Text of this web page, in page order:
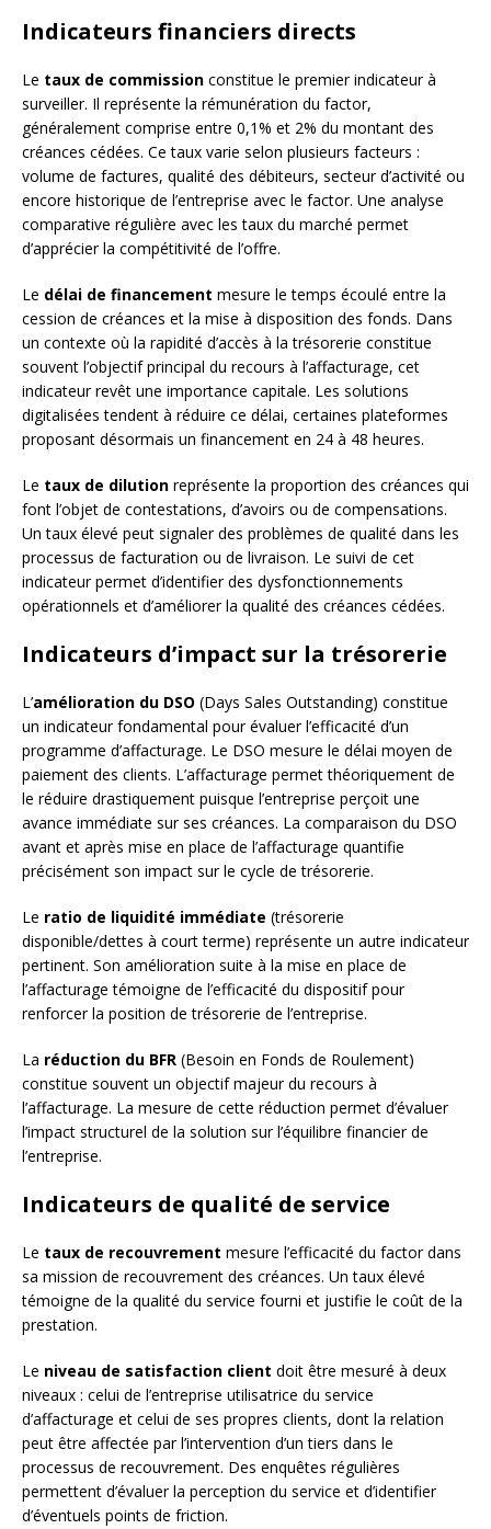
Indicateurs financiers directs
Le taux de commission constitue le premier indicateur à
surveiller. Il représente la rémunération du factor,
généralement comprise entre 0,1% et 2% du montant des
créances cédées. Ce taux varie selon plusieurs facteurs :
volume de factures, qualité des débiteurs, secteur d’activité ou
encore historique de l’entreprise avec le factor. Une analyse
comparative régulière avec les taux du marché permet
d’apprécier la compétitivité de l’offre.
Le délai de financement mesure le temps écoulé entre la
cession de créances et la mise à disposition des fonds. Dans
un contexte où la rapidité d’accès à la trésorerie constitue
souvent l’objectif principal du recours à l’affacturage, cet
indicateur revêt une importance capitale. Les solutions
digitalisées tendent à réduire ce délai, certaines plateformes
proposant désormais un financement en 24 à 48 heures.
Le taux de dilution représente la proportion des créances qui
font l’objet de contestations, d’avoirs ou de compensations.
Un taux élevé peut signaler des problèmes de qualité dans les
processus de facturation ou de livraison. Le suivi de cet
indicateur permet d’identifier des dysfonctionnements
opérationnels et d’améliorer la qualité des créances cédées.
Indicateurs d’impact sur la trésorerie
L’amélioration du DSO (Days Sales Outstanding) constitue
un indicateur fondamental pour évaluer l’efficacité d’un
programme d’affacturage. Le DSO mesure le délai moyen de
paiement des clients. L’affacturage permet théoriquement de
le réduire drastiquement puisque l’entreprise perçoit une
avance immédiate sur ses créances. La comparaison du DSO
avant et après mise en place de l’affacturage quantifie
précisément son impact sur le cycle de trésorerie.
Le ratio de liquidité immédiate (trésorerie
disponible/dettes à court terme) représente un autre indicateur
pertinent. Son amélioration suite à la mise en place de
l’affacturage témoigne de l’efficacité du dispositif pour
renforcer la position de trésorerie de l’entreprise.
La réduction du BFR (Besoin en Fonds de Roulement)
constitue souvent un objectif majeur du recours à
l’affacturage. La mesure de cette réduction permet d’évaluer
l’impact structurel de la solution sur l’équilibre financier de
l’entreprise.
Indicateurs de qualité de service
Le taux de recouvrement mesure l’efficacité du factor dans
sa mission de recouvrement des créances. Un taux élevé
témoigne de la qualité du service fourni et justifie le coût de la
prestation.
Le niveau de satisfaction client doit être mesuré à deux
niveaux : celui de l’entreprise utilisatrice du service
d’affacturage et celui de ses propres clients, dont la relation
peut être affectée par l’intervention d’un tiers dans le
processus de recouvrement. Des enquêtes régulières
permettent d’évaluer la perception du service et d’identifier
d’éventuels points de friction.